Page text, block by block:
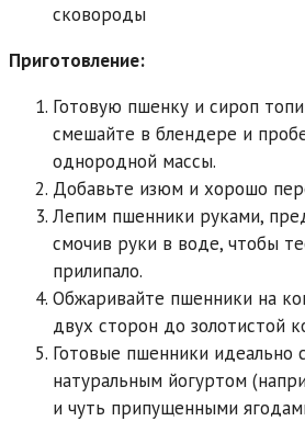
сковороды
Приготовление:
Готовую пшенку и сироп
смешайте в блендере и
однородной массы.
Добавьте изюм и хорошо
Лепим пшенники руками,
смочив руки в воде, чтобы
прилипало.
Обжаривайте пшенники на
двух сторон до золотистой
Готовые пшенники идеально
натуральным йогуртом
и чуть припущенными